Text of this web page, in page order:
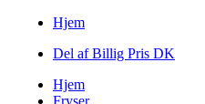
Hjem
Del af Billig Pris DK
Hjem
Fryser